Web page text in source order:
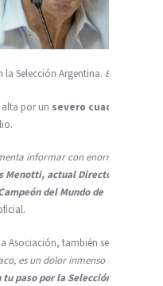
Selección Argentina. EFE
por un severo cuadro
informar con enorme
actual Director de
del Mundo de
Asociación, también se
es un dolor inmenso tener
paso por la Selección